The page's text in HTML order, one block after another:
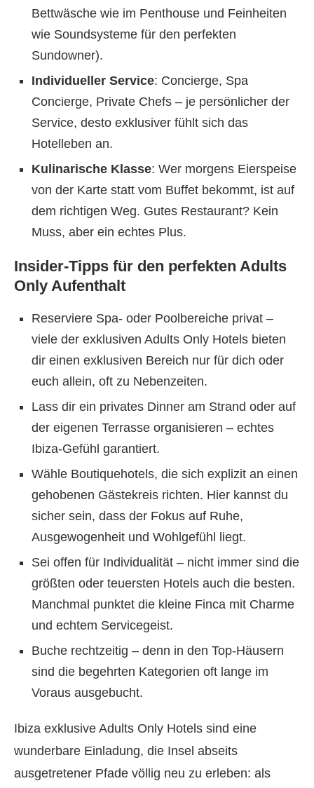
Bettwäsche wie im Penthouse und Feinheiten
wie Soundsysteme für den perfekten
Sundowner).
Individueller Service: Concierge, Spa
Concierge, Private Chefs – je persönlicher der
Service, desto exklusiver fühlt sich das
Hotelleben an.
Kulinarische Klasse: Wer morgens Eierspeise
von der Karte statt vom Buffet bekommt, ist auf
dem richtigen Weg. Gutes Restaurant? Kein
Muss, aber ein echtes Plus.
Insider-Tipps für den perfekten Adults
Only Aufenthalt
Reserviere Spa- oder Poolbereiche privat –
viele der exklusiven Adults Only Hotels bieten
dir einen exklusiven Bereich nur für dich oder
euch allein, oft zu Nebenzeiten.
Lass dir ein privates Dinner am Strand oder auf
der eigenen Terrasse organisieren – echtes
Ibiza-Gefühl garantiert.
Wähle Boutiquehotels, die sich explizit an einen
gehobenen Gästekreis richten. Hier kannst du
sicher sein, dass der Fokus auf Ruhe,
Ausgewogenheit und Wohlgefühl liegt.
Sei offen für Individualität – nicht immer sind die
größten oder teuersten Hotels auch die besten.
Manchmal punktet die kleine Finca mit Charme
und echtem Servicegeist.
Buche rechtzeitig – denn in den Top-Häusern
sind die begehrten Kategorien oft lange im
Voraus ausgebucht.
Ibiza exklusive Adults Only Hotels sind eine
wunderbare Einladung, die Insel abseits
ausgetretener Pfade völlig neu zu erleben: als